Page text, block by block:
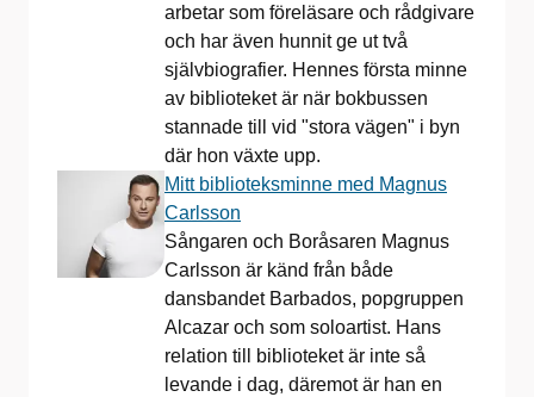
arbetar som föreläsare och rådgivare
och har även hunnit ge ut två
självbiografier. Hennes första minne
av biblioteket är när bokbussen
stannade till vid "stora vägen" i byn
där hon växte upp.
Mitt biblioteksminne med Magnus
Carlsson
Sångaren och Boråsaren Magnus
Carlsson är känd från både
dansbandet Barbados, popgruppen
Alcazar och som soloartist. Hans
relation till biblioteket är inte så
levande i dag, däremot är han en